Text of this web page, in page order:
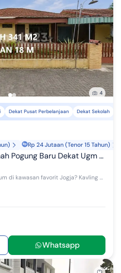
4
Dekat Pusat Perbelanjaan Dekat Sekolah
Rp 24 Jutaan (Tenor 15 Tahun)
Dalam Ring Road Lingkungan Pendatang LT 341M SHM
Sedang mencari tanah premium di kawasan favorit Jogja? Kavling di Komplek Pogung Baru menawarkan lokasi strategis dekat UGM, RS Sardjito, dan pusat...
Whatsapp